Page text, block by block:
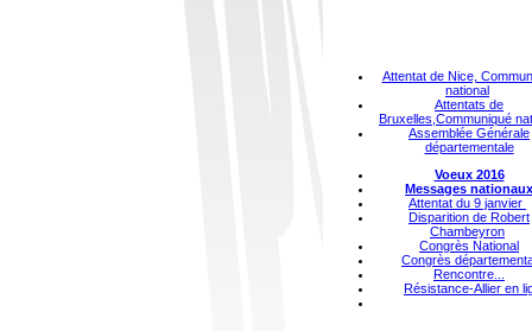
Attentat de Nice,
national
Attentats de
Bruxelles,Communiqué
Assemblée Générale
départementale
Voeux 2016
Messages nationaux
Attentat du 9 janvier
Disparition de Robert
Chambeyron
Congrès National
Congrès
Rencontre...
Résistance-Allier en